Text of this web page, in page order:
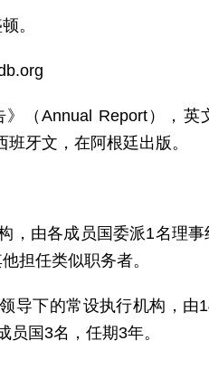
。
》（Annual Report），
牙文，在阿根廷出版。
，由各成员国委派1名理
担任类似职务者。
导下的常设执行机构，
员国3名，任期3年。